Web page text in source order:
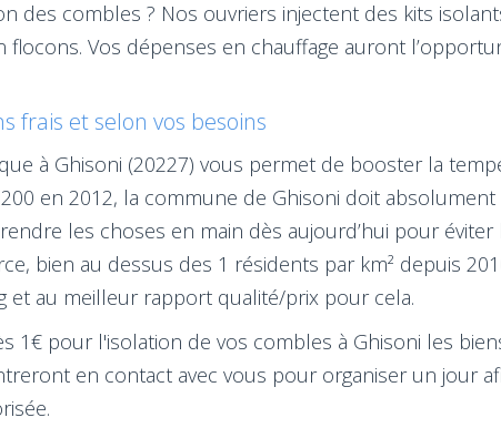
des combles ? Nos ouvriers injectent des kits
flocons. Vos dépenses en chauffage auront
frais et selon vos besoins
à Ghisoni (20227) vous permet de booster la
en 2012, la commune de Ghisoni doit
les choses en main dès aujourd’hui pour
bien au dessus des 1 résidents par km² depuis
et au meilleur rapport qualité/prix pour cela.
1€ pour l'isolation de vos combles à Ghisoni les
en contact avec vous pour organiser un jour